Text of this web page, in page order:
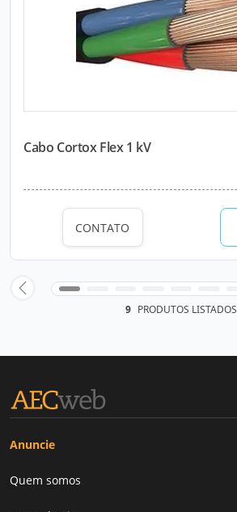
Cabo Cortox Flex 1 kV
CONTATO
9 PRODUTOS LISTADOS
Anuncie
Quem somos